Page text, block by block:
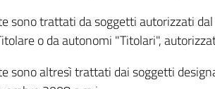
sono trattati da soggetti autorizzati
o da autonomi "Titolari",
sono altresì trattati dai soggetti